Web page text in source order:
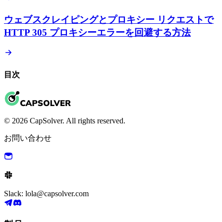
ウェブスクレイピングとプロキシー リクエストで
HTTP 305 プロキシーエラーを回避する方法
目次
© 2026 CapSolver. All rights reserved.
お問い合わせ
Slack: lola@capsolver.com